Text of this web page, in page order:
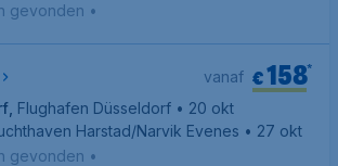
gevonden •
€158*
vanaf
Flughafen Düsseldorf • 20 okt
Harstad/Narvik Evenes • 27 okt
gevonden •